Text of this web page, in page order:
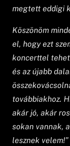
megtett eddigi
Köszönöm
el, hogy ezt
koncerttel
és az újabb
továbbiakhoz.
akár jó, akár
sokan vannak,
lesznek velem!”